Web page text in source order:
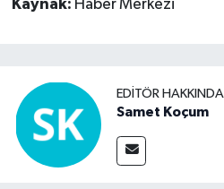
Kaynak: Haber Merkezi
EDITÖR HAKKINDA
Samet Koçum